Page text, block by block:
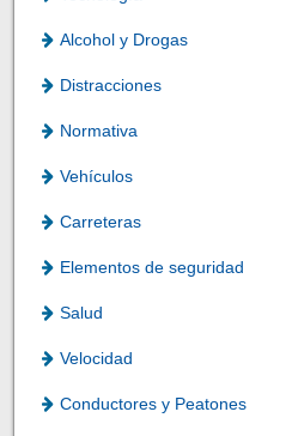
Alcohol y Drogas
Distracciones
Normativa
Vehículos
Carreteras
Elementos de seguridad
Salud
Velocidad
Conductores y Peatones